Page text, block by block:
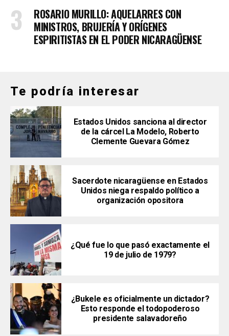
ROSARIO MURILLO: AQUELARRES CON
MINISTROS, BRUJERÍA Y ORÍGENES
ESPIRITISTAS EN EL PODER NICARAGÜENSE
Te podría interesar
Estados Unidos sanciona al director
de la cárcel La Modelo, Roberto
Clemente Guevara Gómez
Sacerdote nicaragüense en Estados
Unidos niega respaldo político a
organización opositora
¿Qué fue lo que pasó exactamente el
19 de julio de 1979?
¿Bukele es oficialmente un dictador?
Esto responde el todopoderoso
presidente salavadoreño